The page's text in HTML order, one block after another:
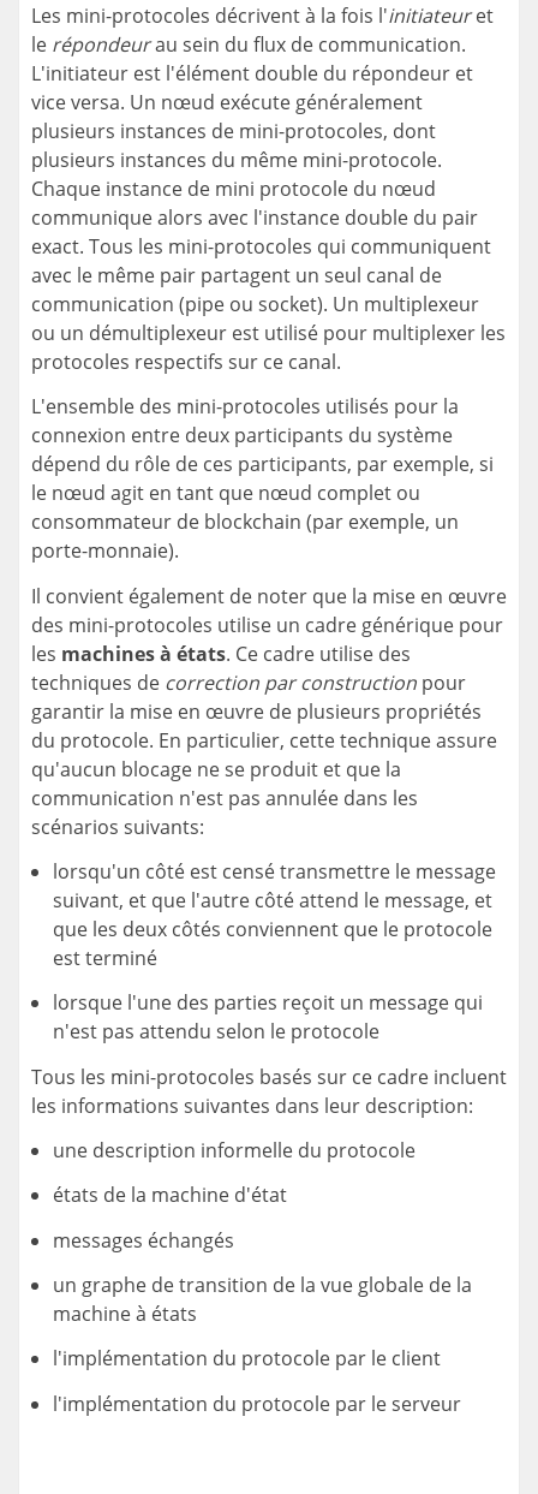
Les mini-protocoles décrivent à la fois l'initiateuret
le répondeurau sein du flux de communication.
L'initiateur est l'élément double du répondeur et
vice versa. Un nœud exécute généralement
plusieurs instances de mini-protocoles, dont
plusieurs instances du même mini-protocole.
Chaque instance de mini protocole du nœud
communique alors avec l'instance double du pair
exact. Tous les mini-protocoles qui communiquent
avec le même pair partagent un seul canal de
communication (pipe ou socket). Un multiplexeur
ou un démultiplexeur est utilisé pour multiplexer les
protocoles respectifs sur ce canal.
L'ensemble des mini-protocoles utilisés pour la
connexion entre deux participants du système
dépend du rôle de ces participants, par exemple, si
le nœud agit en tant que nœud complet ou
consommateur de blockchain (par exemple, un
porte-monnaie).
Il convient également de noter que la mise en œuvre
des mini-protocoles utilise un cadre générique pour
les machines à états. Ce cadre utilise des
techniques de correction par construction pour
garantir la mise en œuvre de plusieurs propriétés
du protocole. En particulier, cette technique assure
qu'aucun blocage ne se produit et que la
communication n'est pas annulée dans les
scénarios suivants:
lorsqu'un côté est censé transmettre le message
suivant, et que l'autre côté attend le message, et
que les deux côtés conviennent que le protocole
est terminé
lorsque l'une des parties reçoit un message qui
n'est pas attendu selon le protocole
Tous les mini-protocoles basés sur ce cadre incluent
les informations suivantes dans leur description:
une description informelle du protocole
états de la machine d'état
messages échangés
un graphe de transition de la vue globale de la
machine à états
l'implémentation du protocole par le client
l'implémentation du protocole par le serveur